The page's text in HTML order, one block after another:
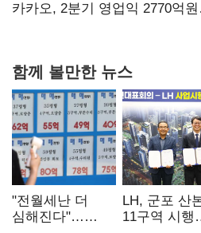
만에 다시 40%대
카카오, 2분기 영업익 2770억
함께 볼만한 뉴스
"전월세난 더
심해진다"…
LH, 군포 산
11구역 시행